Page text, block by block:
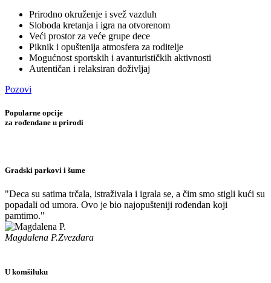
Prirodno okruženje i svež vazduh
Sloboda kretanja i igra na otvorenom
Veći prostor za veće grupe dece
Piknik i opuštenija atmosfera za roditelje
Mogućnost sportskih i avanturističkih aktivnosti
Autentičan i relaksiran doživljaj
Pozovi
Popularne opcije
za rođendane u prirodi
Gradski parkovi i šume
"Deca su satima trčala, istraživala i igrala se, a čim smo stigli kući su
popadali od umora. Ovo je bio najopušteniji rođendan koji
pamtimo."
Magdalena P.Zvezdara
U komšiluku